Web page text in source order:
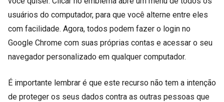
usuários do computador, para que você alterne entre eles
com facilidade. Agora, todos podem fazer o login no
Google Chrome com suas próprias contas e acessar o seu
navegador personalizado em qualquer computador.
É importante lembrar é que este recurso não tem a intenção
de proteger os seus dados contra as outras pessoas que